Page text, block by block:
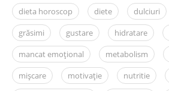
dieta horoscop
diete dulciuri
grăsimi
gustare hidratare
mancat emoțional
metabolism
mișcare
motivație nutritie